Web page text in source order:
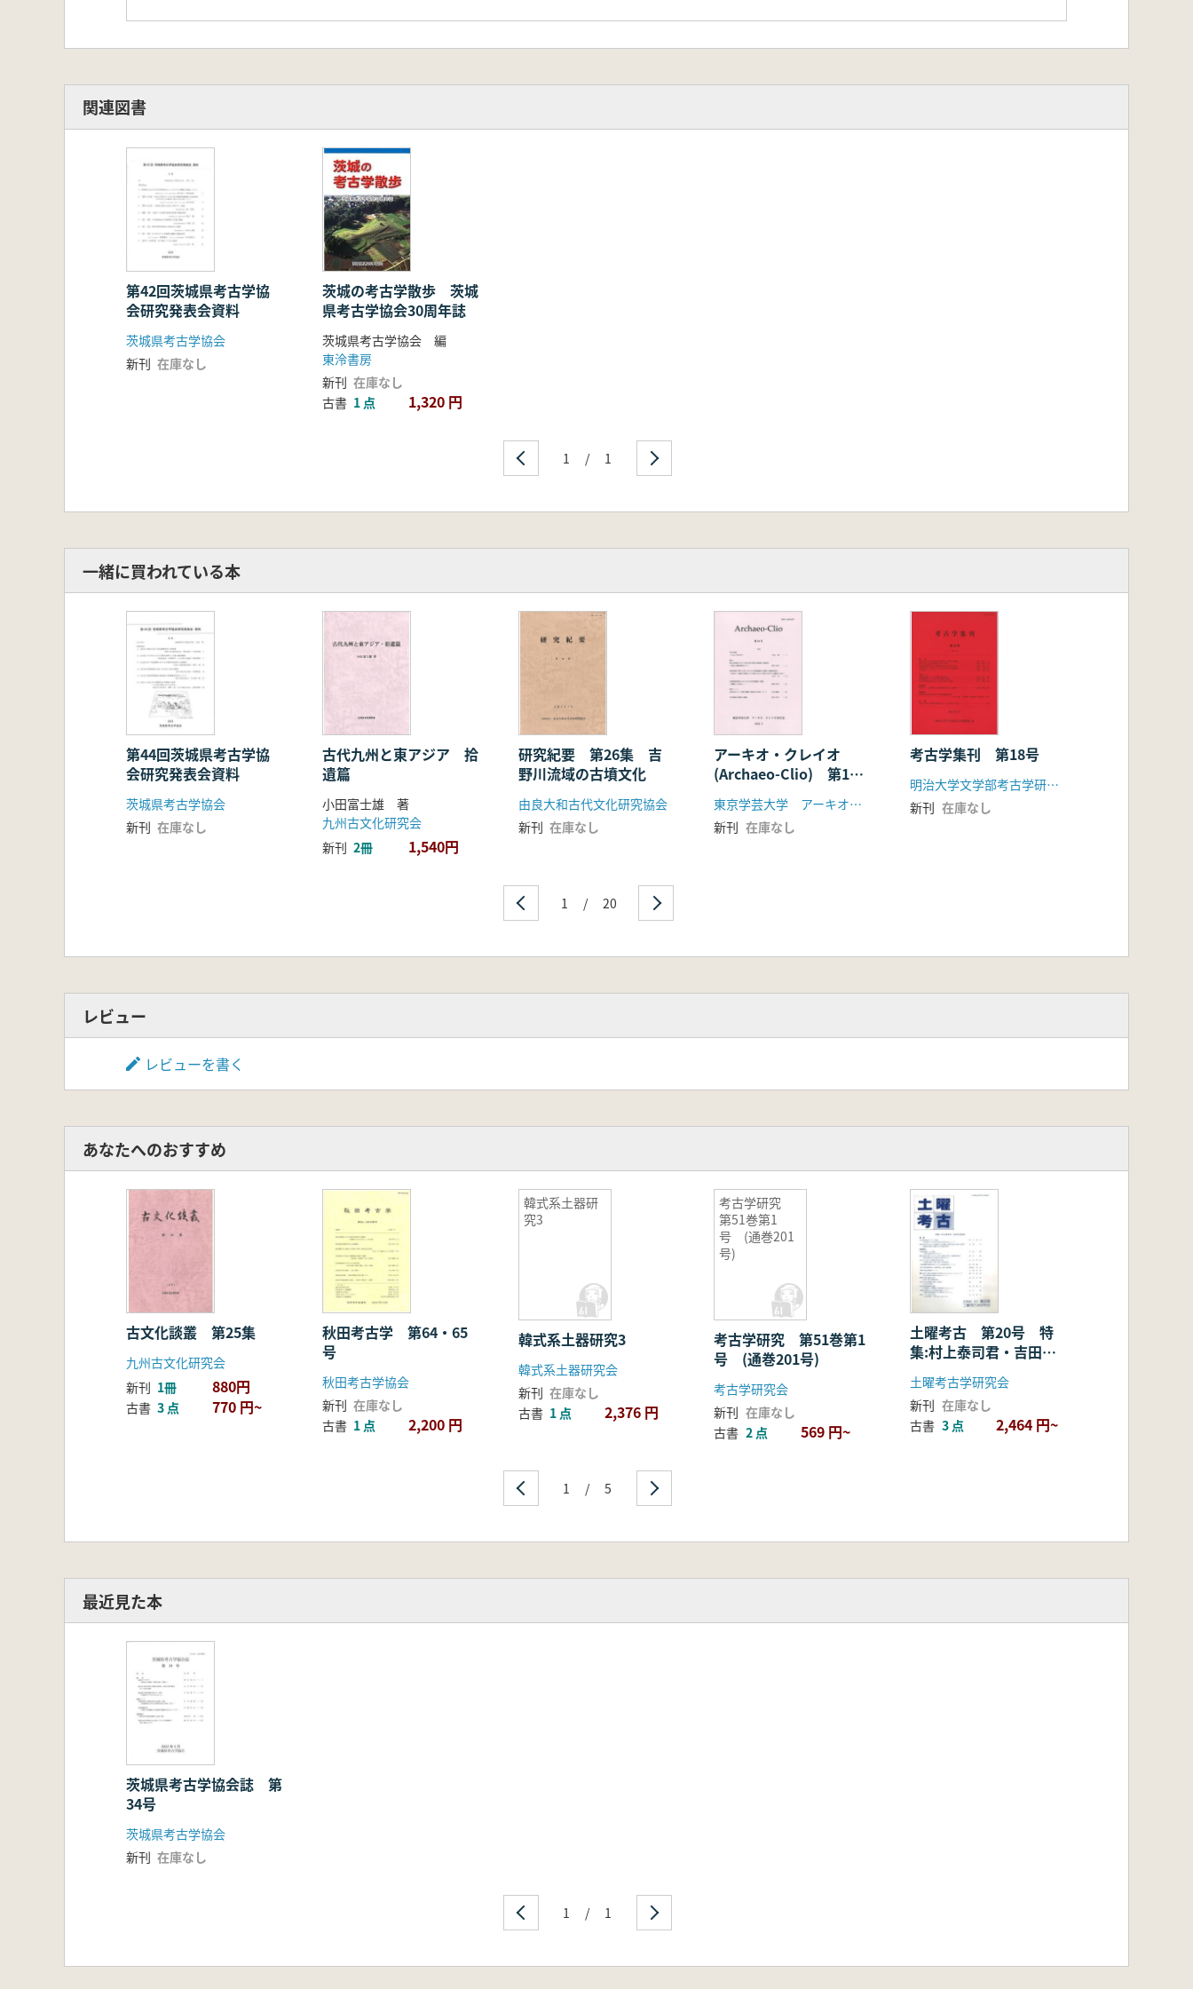
関連図書
第42回茨城県考古学協
会研究発表会資料
茨城県考古学協会
新刊 在庫なし
茨城の考古学散歩 茨城
県考古学協会30周年誌
茨城県考古学協会 編
東泠書房
新刊 在庫なし
古書 1 点 1,320 円
1 / 1
一緒に買われている本
第44回茨城県考古学協
会研究発表会資料
茨城県考古学協会
新刊 在庫なし
古代九州と東アジア 拾
遺篇
小田富士雄 著
九州古文化研究会
新刊 2冊 1,540円
研究紀要 第26集 吉
野川流域の古墳文化
由良大和古代文化研究協会
新刊 在庫なし
アーキオ・クレイオ
(Archaeo-Clio) 第19
号
東京学芸大学 アーキオ・クレイオ刊行会
新刊 在庫なし
考古学集刊 第18号
明治大学文学部考古学研究室
新刊 在庫なし
1 / 20
レビュー
レビューを書く
あなたへのおすすめ
古文化談叢 第25集
九州古文化研究会
新刊 1冊 880円
古書 3 点 770 円~
秋田考古学 第64・65
号
秋田考古学協会
新刊 在庫なし
古書 1 点 2,200 円
韓式系土器研
究3
韓式系土器研究3
韓式系土器研究会
新刊 在庫なし
古書 1 点 2,376 円
考古学研究
第51巻第1
号 (通巻201
号)
考古学研究 第51巻第1
号 (通巻201号)
考古学研究会
新刊 在庫なし
古書 2 点 569 円~
土曜考古 第20号 特
集:村上泰司君・吉田学
君追悼
土曜考古学研究会
新刊 在庫なし
古書 3 点 2,464 円~
1 / 5
最近見た本
茨城県考古学協会誌 第
34号
茨城県考古学協会
新刊 在庫なし
1 / 1